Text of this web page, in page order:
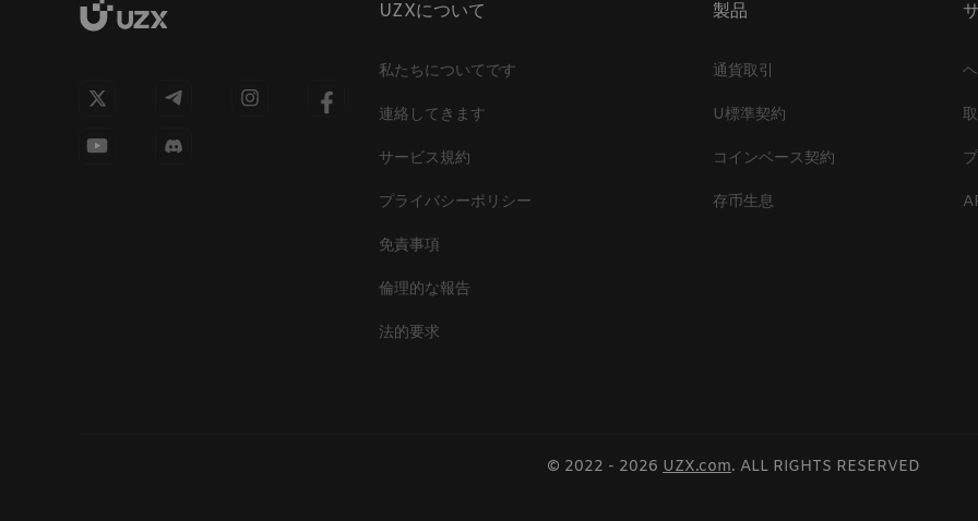
UZXについて
私たちについてです
連絡してきます
サービス規約
プライバシーポリシー
免責事項
倫理的な報告
法的要求
製品
通貨取引
U標準契約
コインベース契約
存币生息
© 2022 - 2026 UZX.com. ALL RIGHTS RESERVED